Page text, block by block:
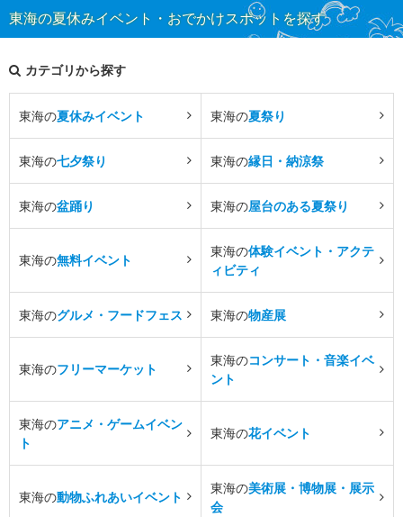
東海の夏休みイベント・おでかけスポットを探す
カテゴリから探す
東海の夏休みイベント 東海の夏祭り
東海の七夕祭り 東海の縁日・納涼祭
東海の盆踊り 東海の屋台のある夏祭り
東海の無料イベント
東海の体験イベント・アクテ
ィビティ
東海のグルメ・フードフェス 東海の物産展
東海のフリーマーケット
東海のコンサート・音楽イベ
ント
東海のアニメ・ゲームイベン
ト
東海の花イベント
東海の動物ふれあいイベント
東海の美術展・博物展・展示
会